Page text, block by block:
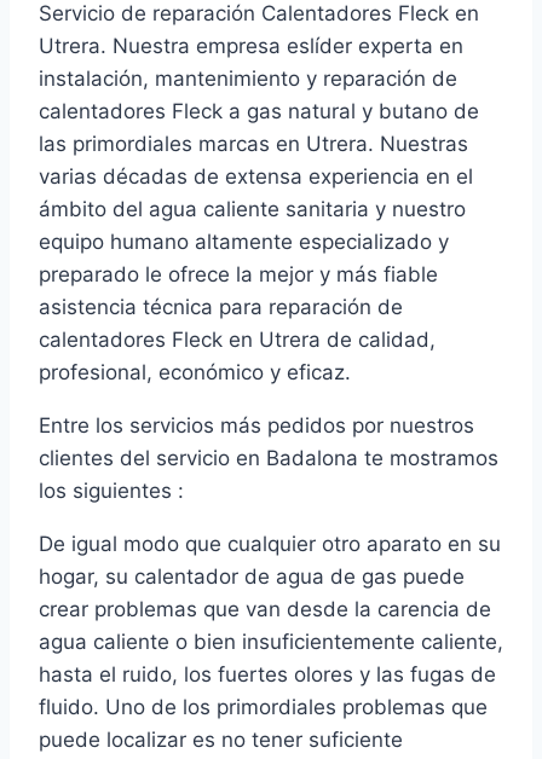
Servicio de reparación Calentadores Fleck en
Utrera. Nuestra empresa eslíder experta en
instalación, mantenimiento y reparación de
calentadores Fleck a gas natural y butano de
las primordiales marcas en Utrera. Nuestras
varias décadas de extensa experiencia en el
ámbito del agua caliente sanitaria y nuestro
equipo humano altamente especializado y
preparado le ofrece la mejor y más fiable
asistencia técnica para reparación de
calentadores Fleck en Utrera de calidad,
profesional, económico y eficaz.
Entre los servicios más pedidos por nuestros
clientes del servicio en Badalona te mostramos
los siguientes :
De igual modo que cualquier otro aparato en su
hogar, su calentador de agua de gas puede
crear problemas que van desde la carencia de
agua caliente o bien insuficientemente caliente,
hasta el ruido, los fuertes olores y las fugas de
fluido. Uno de los primordiales problemas que
puede localizar es no tener suficiente